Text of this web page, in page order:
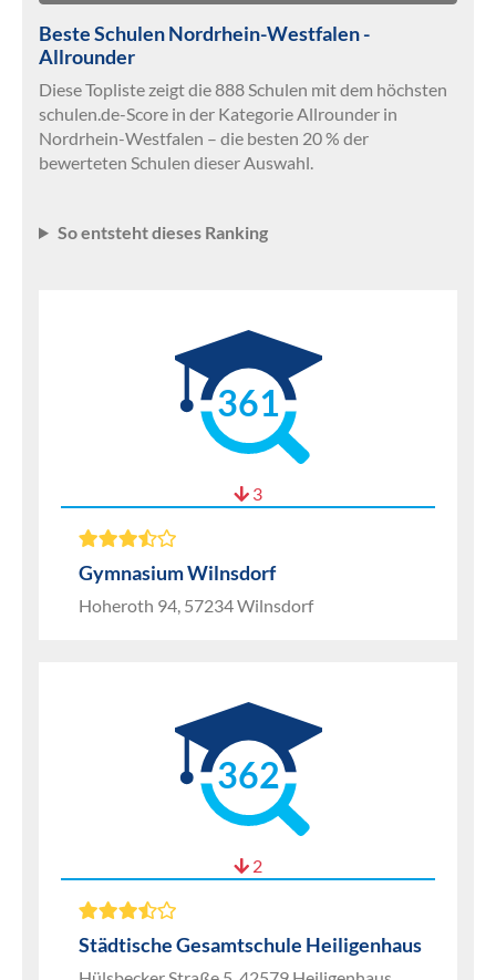
Beste Schulen Nordrhein-Westfalen -
Allrounder
Diese Topliste zeigt die 888 Schulen mit dem höchsten
schulen.de-Score in der Kategorie Allrounder in
Nordrhein-Westfalen – die besten 20 % der
bewerteten Schulen dieser Auswahl.
So entsteht dieses Ranking
361
3
Gymnasium Wilnsdorf
Hoheroth 94, 57234 Wilnsdorf
362
2
Städtische Gesamtschule Heiligenhaus